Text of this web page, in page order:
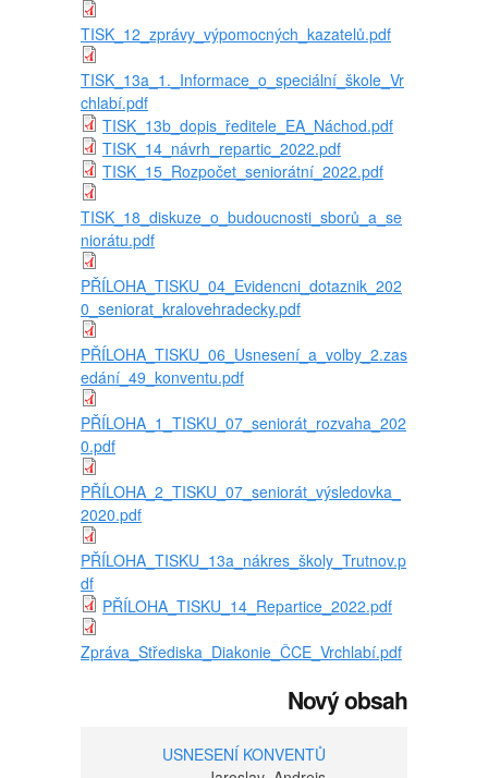
TISK_12_zprávy_výpomocných_kazatelů.pdf
TISK_13a_1._Informace_o_speciální_škole_Vr
chlabí.pdf
TISK_13b_dopis_ředitele_EA_Náchod.pdf
TISK_14_návrh_repartic_2022.pdf
TISK_15_Rozpočet_seniorátní_2022.pdf
TISK_18_diskuze_o_budoucnosti_sborů_a_se
niorátu.pdf
PŘÍLOHA_TISKU_04_Evidencni_dotaznik_202
0_seniorat_kralovehradecky.pdf
PŘÍLOHA_TISKU_06_Usnesení_a_volby_2.zas
edání_49_konventu.pdf
PŘÍLOHA_1_TISKU_07_seniorát_rozvaha_202
0.pdf
PŘÍLOHA_2_TISKU_07_seniorát_výsledovka_
2020.pdf
PŘÍLOHA_TISKU_13a_nákres_školy_Trutnov.p
df
PŘÍLOHA_TISKU_14_Repartice_2022.pdf
Zpráva_Střediska_Diakonie_ČCE_Vrchlabí.pdf
Nový obsah
USNESENÍ KONVENTŮ